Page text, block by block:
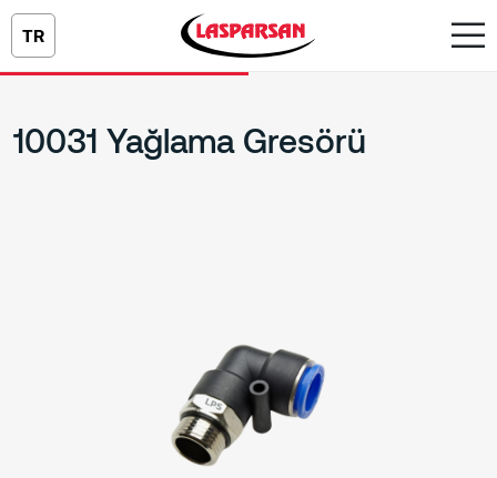
TR
10031 Yağlama Gresörü